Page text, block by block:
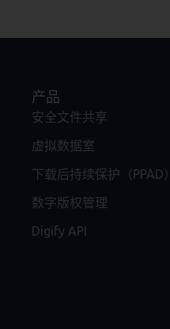
产品
安全文件共享
虚拟数据室
下载后持续保护（PPAD）
数字版权管理
Digify API